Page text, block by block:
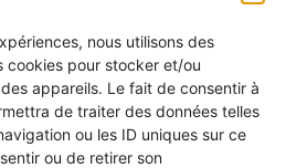
nous utilisons des
cookies pour stocker et/ou
appareils. Le fait de consentir à
de traiter des données telles
ou les ID uniques sur ce
ou de retirer son
LE BRÉVEDENT
LE HAVRE
LILLEBONNE
LISIEUX
GOUPIL
MONTIVILLIERS
OUILLY LE VICOMTE